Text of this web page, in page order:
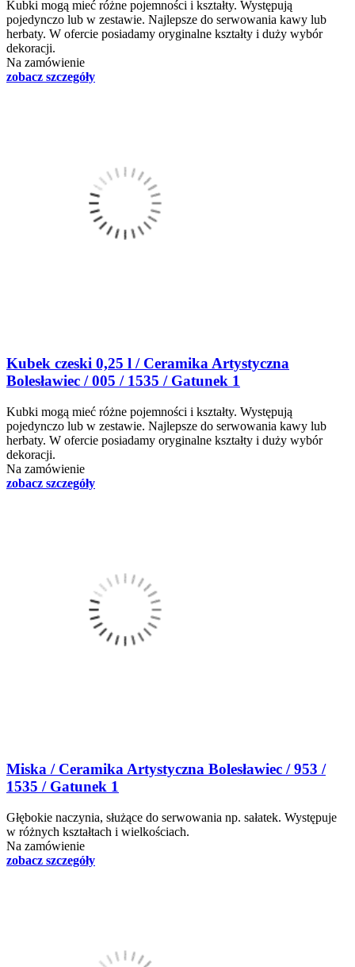
Kubki mogą mieć różne pojemności i kształty. Występują
pojedynczo lub w zestawie. Najlepsze do serwowania kawy lub
herbaty. W ofercie posiadamy oryginalne kształty i duży wybór
dekoracji.
Na zamówienie
zobacz szczegóły
Kubek czeski 0,25 l / Ceramika Artystyczna
Bolesławiec / 005 / 1535 / Gatunek 1
Kubki mogą mieć różne pojemności i kształty. Występują
pojedynczo lub w zestawie. Najlepsze do serwowania kawy lub
herbaty. W ofercie posiadamy oryginalne kształty i duży wybór
dekoracji.
Na zamówienie
zobacz szczegóły
Miska / Ceramika Artystyczna Bolesławiec / 953 /
1535 / Gatunek 1
Głębokie naczynia, służące do serwowania np. sałatek. Występuje
w różnych kształtach i wielkościach.
Na zamówienie
zobacz szczegóły